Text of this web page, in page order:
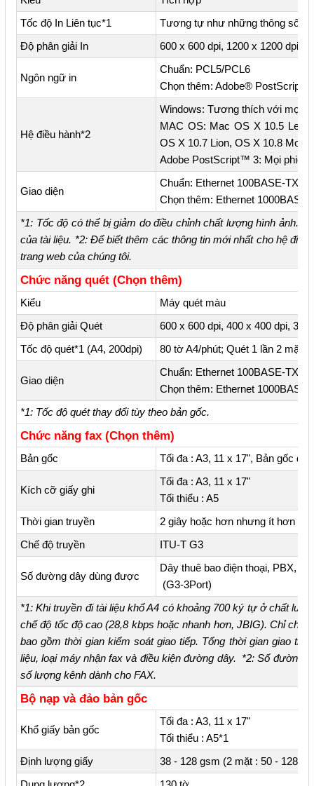
Tốc độ In Liên tục*1 Tương tự như những thông số
Độ phân giải In 600 x 600 dpi, 1200 x 1200 dpi
Ngôn ngữ in
Chuẩn: PCL5/PCL6
Chọn thêm: Adobe® PostScript
Hệ điều hành*2
Windows: Tương thích với mọi
MAC OS: Mac OS X 10.5
OS X 10.7 Lion, OS X 10.8
Adobe PostScript™ 3: Mọi phiên
Giao diện
Chuẩn: Ethernet 100BASE-TX /
Chọn thêm: Ethernet
*1: Tốc độ có thể bị giảm do điều chỉnh chất lượng hình ảnh.
của tài liệu. *2: Để biết thêm các thông tin mới nhất cho hệ
trang web của chúng tôi.
Chức năng quét (Chọn thêm)
Kiểu Máy quét màu
Độ phân giải Quét 600 x 600 dpi, 400 x 400 dpi,
Tốc độ quét*1 (A4, 200dpi) 80 tờ A4/phút; Quét 1 lần 2 mặt
Giao diện
Chuẩn: Ethernet 100BASE-TX /
Chọn thêm: Ethernet 1000BASE-
*1: Tốc độ quét thay đổi tùy theo bản gốc.
Chức năng fax (Chọn thêm)
Bản gốc Tối đa : A3, 11 x 17", Bản gốc
Kích cỡ giấy ghi
Tối đa : A3, 11 x 17"
Tối thiểu : A5
Thời gian truyền 2 giây hoặc hơn nhưng ít hơn 3
Chế độ truyền ITU-T G3
Số đường dây dùng được
Dây thuê bao điện thoại, PBX,
(G3-3Port)
*1: Khi truyền đi tài liệu khổ A4 có khoảng 700 ký tự ở chất
chế độ tốc độ cao (28,8 kbps hoặc nhanh hơn, JBIG). Chỉ cho
bao gồm thời gian kiểm soát giao tiếp. Tổng thời gian giao
liệu, loại máy nhận fax và điều kiện đường dây. *2: Số đường
số lượng kênh dành cho FAX.
Bộ nạp và đảo bản gốc
Khổ giấy bản gốc
Tối đa : A3, 11 x 17"
Tối thiểu : A5*1
Định lượng giấy 38 - 128 gsm (2 mặt : 50 - 128